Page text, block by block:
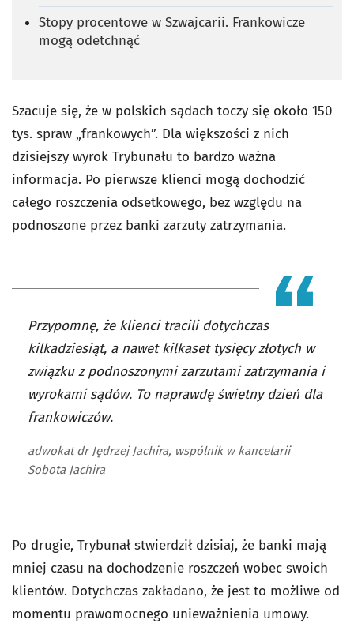
Stopy procentowe w Szwajcarii. Frankowicze
mogą odetchnąć
Szacuje się, że w polskich sądach toczy się około 150
tys. spraw „frankowych”. Dla większości z nich
dzisiejszy wyrok Trybunału to bardzo ważna
informacja. Po pierwsze klienci mogą dochodzić
całego roszczenia odsetkowego, bez względu na
podnoszone przez banki zarzuty zatrzymania.
Przypomnę, że klienci tracili dotychczas
kilkadziesiąt, a nawet kilkaset tysięcy złotych w
związku z podnoszonymi zarzutami zatrzymania i
wyrokami sądów. To naprawdę świetny dzień dla
frankowiczów.
adwokat dr Jędrzej Jachira, wspólnik w kancelarii
Sobota Jachira
Po drugie, Trybunał stwierdził dzisiaj, że banki mają
mniej czasu na dochodzenie roszczeń wobec swoich
klientów. Dotychczas zakładano, że jest to możliwe od
momentu prawomocnego unieważnienia umowy.